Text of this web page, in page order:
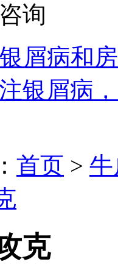
询
银屑病和
银屑病
首页 >
克